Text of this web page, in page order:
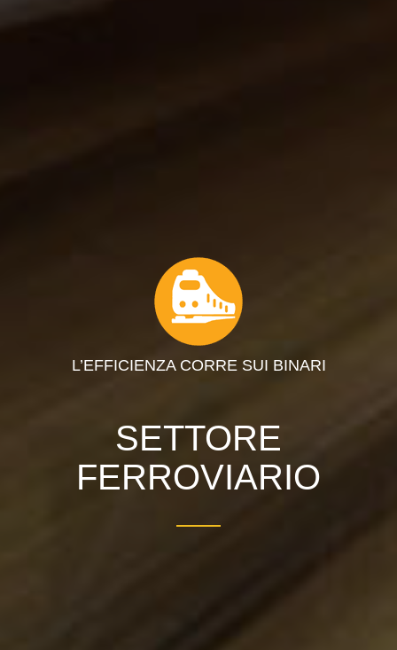
L’EFFICIENZA CORRE SUI BINARI
SETTORE
FERROVIARIO